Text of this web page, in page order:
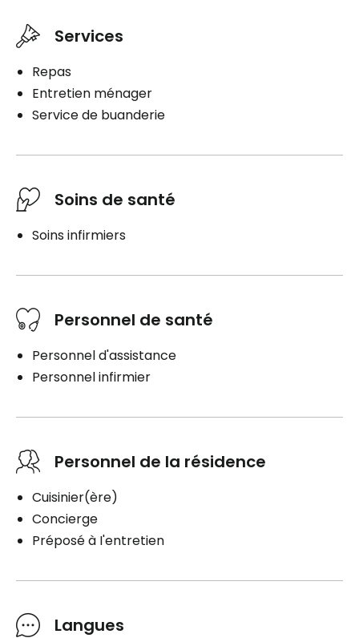
Services
Repas
Entretien ménager
Service de buanderie
Soins de santé
Soins infirmiers
Personnel de santé
Personnel d'assistance
Personnel infirmier
Personnel de la résidence
Cuisinier(ère)
Concierge
Préposé à I'entretien
Langues